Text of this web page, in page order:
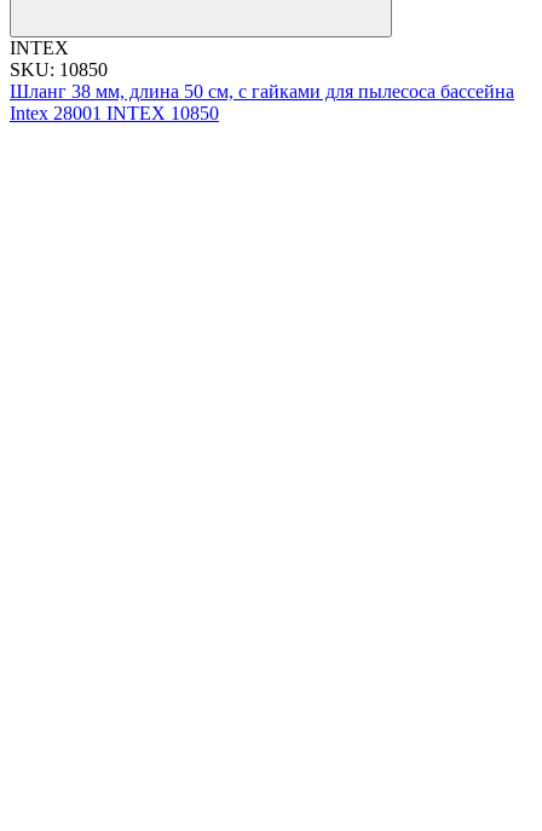
INTEX
SKU: 10850
Шланг 38 мм, длина 50 см, с гайками для пылесоса бассейна
Intex 28001 INTEX 10850